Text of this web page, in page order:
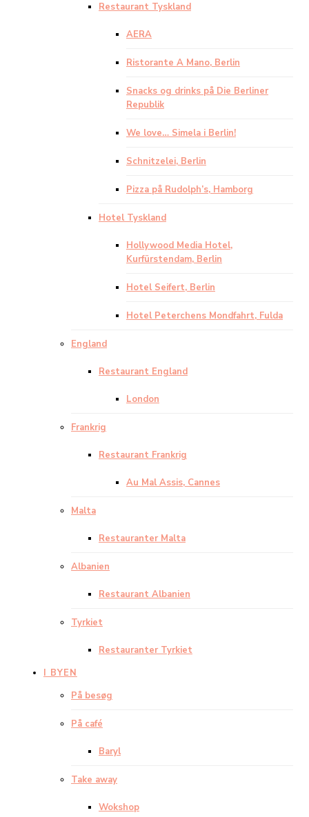
Restaurant Tyskland
AERA
Ristorante A Mano, Berlin
Snacks og drinks på Die Berliner
Republik
We love… Simela i Berlin!
Schnitzelei, Berlin
Pizza på Rudolph’s, Hamborg
Hotel Tyskland
Hollywood Media Hotel,
Kurfürstendam, Berlin
Hotel Seifert, Berlin
Hotel Peterchens Mondfahrt, Fulda
England
Restaurant England
London
Frankrig
Restaurant Frankrig
Au Mal Assis, Cannes
Malta
Restauranter Malta
Albanien
Restaurant Albanien
Tyrkiet
Restauranter Tyrkiet
I BYEN
På besøg
På café
Baryl
Take away
Wokshop